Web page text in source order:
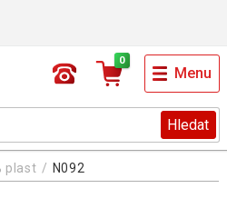
Hledat
0
Menu
plast N092